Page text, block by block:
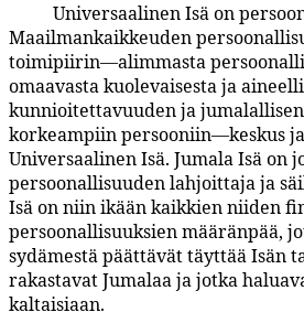
Universaalinen Isä on
Maailmankaikkeuden
toimipiirin—alimmasta
omaavasta kuolevaisesta ja
kunnioitettavuuden ja
korkeampiin persooniin—keskus
Universaalinen Isä. Jumala Isä on
persoonallisuuden lahjoittaja ja
Isä on niin ikään kaikkien niiden
persoonallisuuksien määränpää,
sydämestä päättävät täyttää Isän
rakastavat Jumalaa ja jotka
kaltaisiaan.